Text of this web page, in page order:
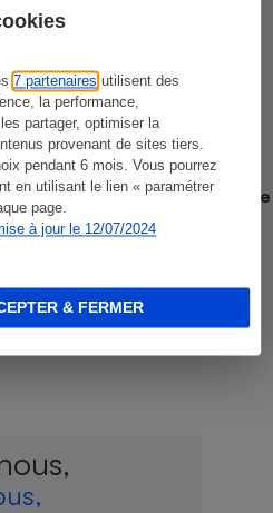
7 partenaires utilisent des
la performance,
partager, optimiser la
provenant de sites tiers.
pendant 6 mois. Vous pourrez
en utilisant le lien « paramétrer
page.
à jour le 12/07/2024
& FERMER
- Le protocole
LE COMPARATIF
- Des ingrédients dont on se
- Des écarts